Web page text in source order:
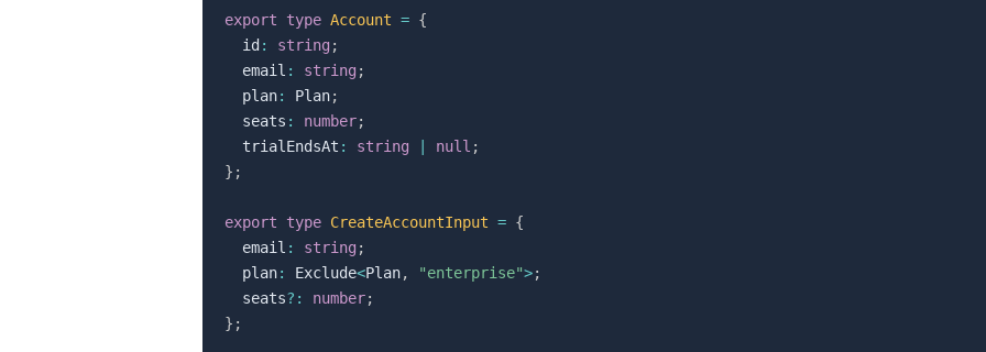
export type Account = {
  id
: string ;
  email
: string ;
  plan
: Plan;
  seats
: number;
  trialEndsAt
: string null ;
} ;
export type CreateAccountInput = {
  email
: string ;
  plan
: Exclude<Plan, "enterprise">;
  seats
? : number;
} ;